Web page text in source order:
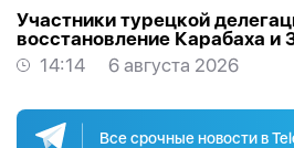
Участники турецкой
восстановление Карабаха и
коридор
14:14 6 августа 2026
Все срочные новости в